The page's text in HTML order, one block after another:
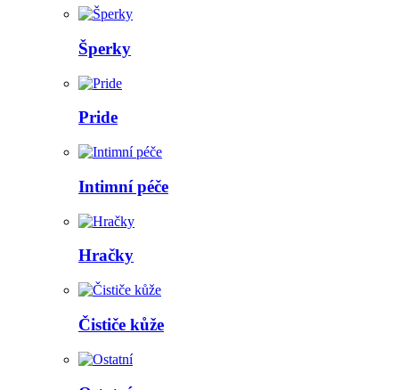
Šperky
Pride
Intimní péče
Hračky
Čističe kůže